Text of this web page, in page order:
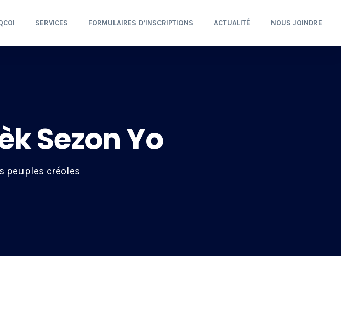
SERVICES FORMULAIRES D’INSCRIPTIONS ACTUALITÉ NOUS JOINDRE
Sezon Yo
peuples créoles